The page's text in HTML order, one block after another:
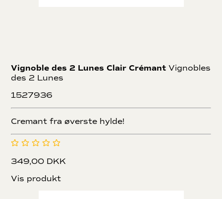
Vignoble des 2 Lunes Clair CrémantVignobles
des 2 Lunes
1527936
Cremant fra øverste hylde!
349,00 DKK
Vis produkt